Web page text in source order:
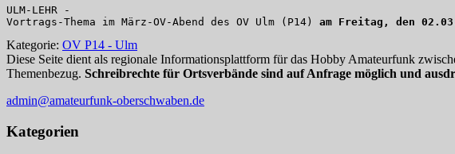
ULM-LEHR -
Vortrags-Thema im März-OV-Abend des OV Ulm (P14) am Freitag, den 02.03
Kategorie: OV P14 - Ulm
Diese Seite dient als regionale Informationsplattform für das Hobby Amateurfunk
Themenbezug. Schreibrechte für Ortsverbände sind auf Anfrage möglich und
admin@amateurfunk-oberschwaben.de
Kategorien